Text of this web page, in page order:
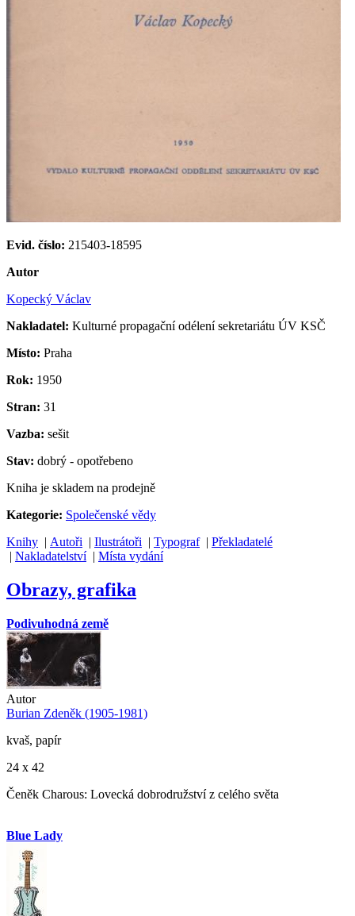
Evid. číslo: 215403-18595
Autor
Kopecký Václav
Nakladatel: Kulturné propagační odélení sekretariátu ÚV KSČ
Místo: Praha
Rok: 1950
Stran: 31
Vazba: sešit
Stav: dobrý - opotřebeno
Kniha je skladem na prodejně
Kategorie: Společenské vědy
Knihy | Autoři | Ilustrátoři | Typograf| Překladatelé
| Nakladatelství| Místa vydání
Obrazy, grafika
Podivuhodná země
Autor
Burian Zdeněk (1905-1981)
kvaš, papír
24 x 42
Čeněk Charous: Lovecká dobrodružství z celého světa
Blue Lady